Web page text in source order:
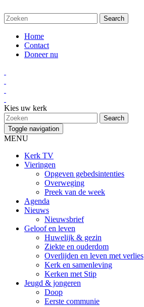
Home
Contact
Doneer nu
Kies uw kerk
Toggle navigation
MENU
Kerk TV
Vieringen
Opgeven gebedsintenties
Overweging
Preek van de week
Agenda
Nieuws
Nieuwsbrief
Geloof en leven
Huwelijk & gezin
Ziekte en ouderdom
Overlijden en leven met verlies
Kerk en samenleving
Kerken met Stip
Jeugd & jongeren
Doop
Eerste communie